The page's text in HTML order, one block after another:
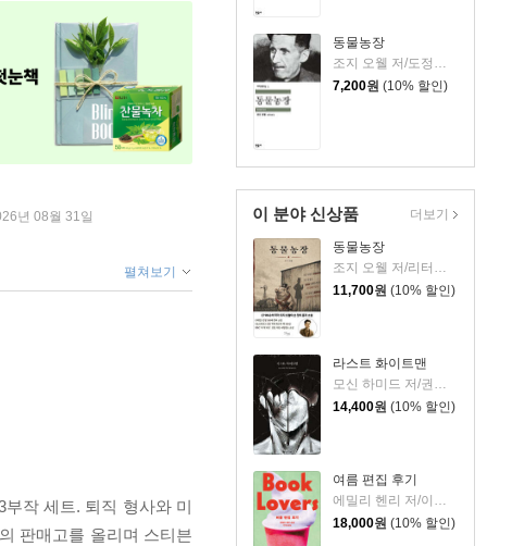
동물농장
7,200원 (10% 할인)
이 분야 신상품
동물농장
조지 오웰 저/리터링크 역
11,700원 (10% 할인)
라스트 화이트맨
14,400원 (10% 할인)
여름 편집 후기
에밀리 헨리 저/이미정 역
18,000원 (10% 할인)
더보기
년 08월 31일
펼쳐보기
작 세트. 퇴직 형사와 미
판매고를 올리며 스티븐